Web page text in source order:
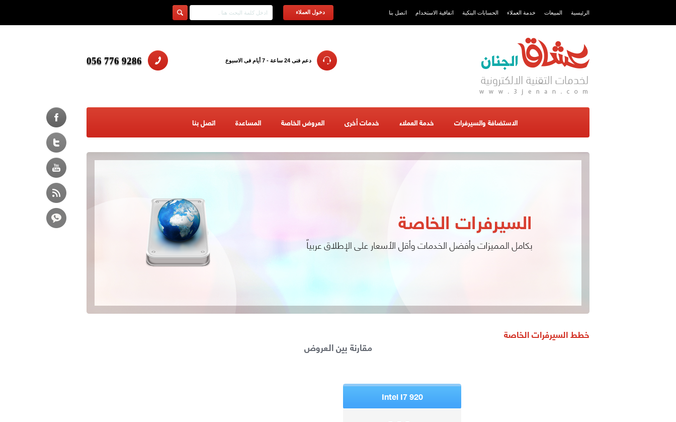
الرئيسية المبيعات خدمة العملاء الحسابات البنكية اتفاقية الاستخدام اتصل بنا دخول العملاء
دعم فنى 24 ساعة - 7 أيام فى الاسبوع 9286 776 056
الاستضافة والسيرفرات خدمة العملاء خدمات أخرى العروض الخاصة المساعدة اتصل بنا
خطط السيرفرات الخاصة
مقارنة بين العروض
Intel I7 920